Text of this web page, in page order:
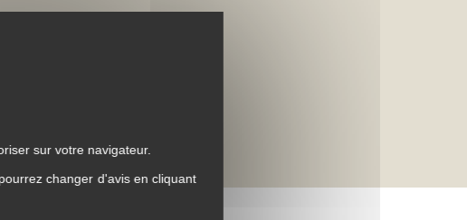
sur votre navigateur.
pourrez changer d'avis en cliquant